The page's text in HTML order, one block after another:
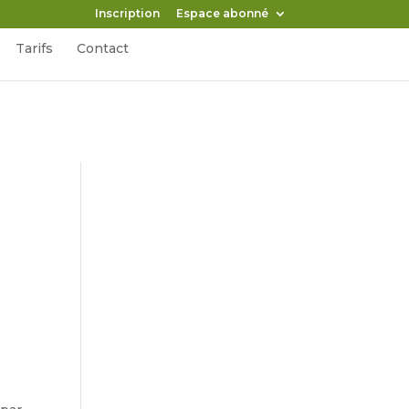
Inscription Espace abonné
Tarifs Contact